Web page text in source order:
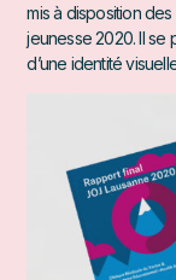
mis à disposition
jeunesse 2020. Il se
d’une identité